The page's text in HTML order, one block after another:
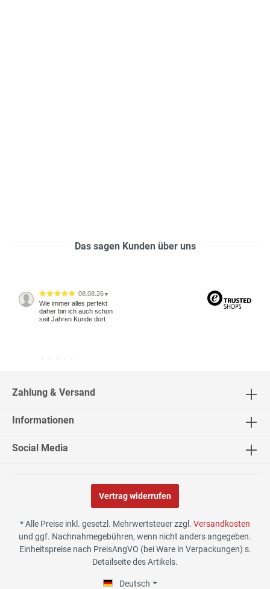
Das sagen Kunden über uns
08.08.26 ▼
Wie immer alles perfekt
daher bin ich auch schon
seit Jahren Kunde dort.
02.08.26▼
30.07.26
Zahlung & Versand
Informationen
Social Media
Vertrag widerrufen
* Alle Preise inkl. gesetzl. Mehrwertsteuer zzgl. Versandkosten
und ggf. Nachnahmegebühren, wenn nicht anders angegeben.
Einheitspreise nach PreisAngVO (bei Ware in Verpackungen) s.
Detailseite des Artikels.
Deutsch